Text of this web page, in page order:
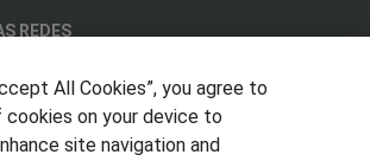
REDES
DE INTERES
All Cookies”, you agree to
on your device to
site navigation and